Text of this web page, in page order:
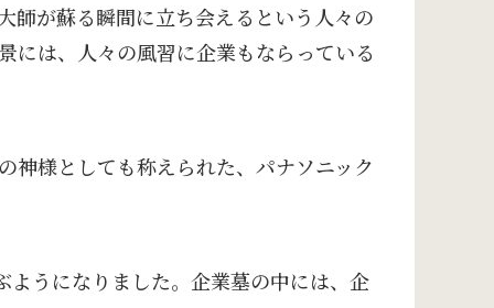
師が蘇る瞬間に立ち会えるという人々の
には、人々の風習に企業もならっている
神様としても称えられた、パナソニック
うになりました。企業墓の中には、企